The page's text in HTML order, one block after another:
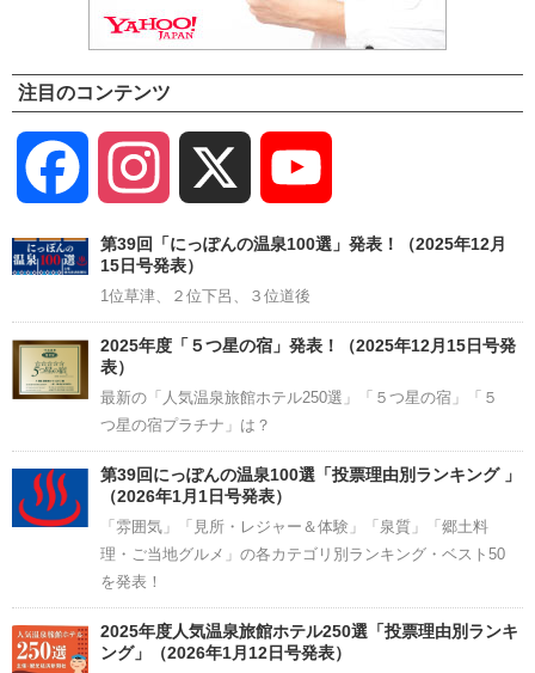
注目のコンテンツ
Facebook Instagram
Channel
第39回「にっぽんの温泉100選」発表！（2025年12月
15日号発表）
1位草津、２位下呂、３位道後
2025年度「５つ星の宿」発表！（2025年12月15日号発
表）
最新の「人気温泉旅館ホテル250選」「５つ星の宿」「５
つ星の宿プラチナ」は？
第39回にっぽんの温泉100選「投票理由別ランキング 」
（2026年1月1日号発表）
「雰囲気」「見所・レジャー＆体験」「泉質」「郷土料
理・ご当地グルメ」の各カテゴリ別ランキング・ベスト50
を発表！
2025年度人気温泉旅館ホテル250選「投票理由別ランキ
ング」（2026年1月12日号発表）